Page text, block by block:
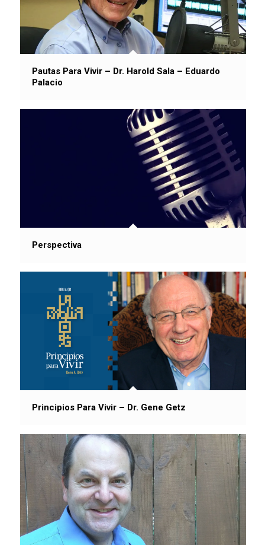
Pautas Para Vivir – Dr. Harold Sala – Eduardo
Palacio
Perspectiva
Principios Para Vivir – Dr. Gene Getz